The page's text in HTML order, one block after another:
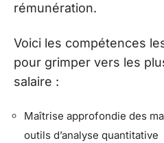
rémunération.
Voici les compétences
pour grimper vers les
salaire :
Maîtrise approfondie des
outils d’analyse quantitative